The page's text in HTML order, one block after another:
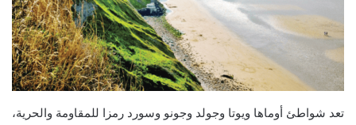
تعد شواطئ أوماها ويوتا وجولد وجونو وسورد رمزا للمقاومة والحرية،